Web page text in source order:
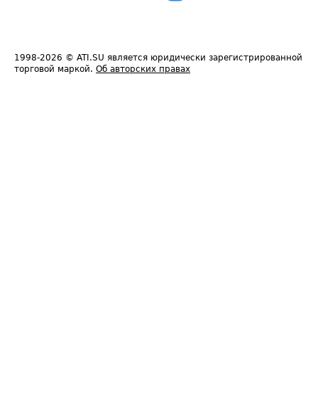
1998-2026 © ATI.SU является юридически зарегистрированной
торговой маркой. Об авторских правах